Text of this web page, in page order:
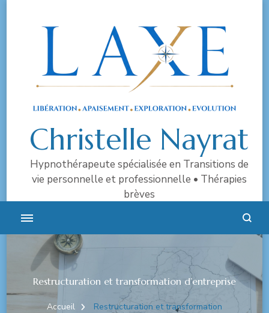
Christelle Nayrat
Hypnothérapeute spécialisée en Transitions de
vie personnelle et professionnelle • Thérapies
brèves
Restructuration et transformation d’entreprise
Accueil
Restructuration et transformation